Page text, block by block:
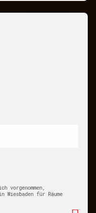
vorgenommen,
Wiesbaden für Räume